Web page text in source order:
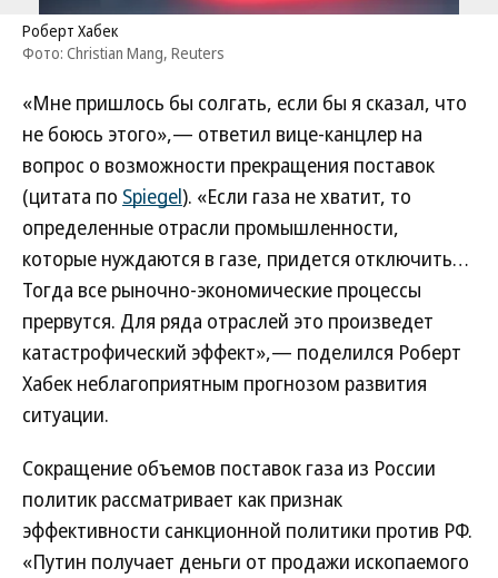
Роберт Хабек
Фото: Christian Mang, Reuters
«Мне пришлось бы солгать, если бы я сказал, что
не боюсь этого»,— ответил вице-канцлер на
вопрос о возможности прекращения поставок
(цитата по Spiegel). «Если газа не хватит, то
определенные отрасли промышленности,
которые нуждаются в газе, придется отключить…
Тогда все рыночно-экономические процессы
прервутся. Для ряда отраслей это произведет
катастрофический эффект»,— поделился Роберт
Хабек неблагоприятным прогнозом развития
ситуации.
Сокращение объемов поставок газа из России
политик рассматривает как признак
эффективности санкционной политики против РФ.
«Путин получает деньги от продажи ископаемого